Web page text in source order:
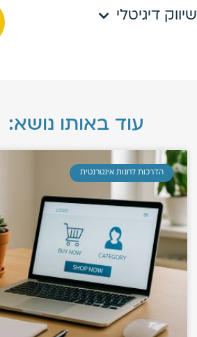
שיווק דיגיטלי
עוד באותו נושא:
הדרכות לחנות אינטרנטית